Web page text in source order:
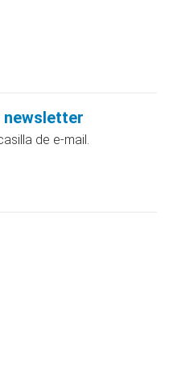
newsletter
de e-mail.